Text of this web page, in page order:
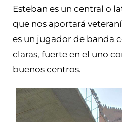
Esteban es un central o
que nos aportará
es un jugador de banda
claras, fuerte en el uno
buenos centros.